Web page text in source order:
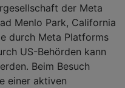
der Meta
Menlo Park, California
durch Meta Platforms
US-Behörden kann
Beim Besuch
einer aktiven